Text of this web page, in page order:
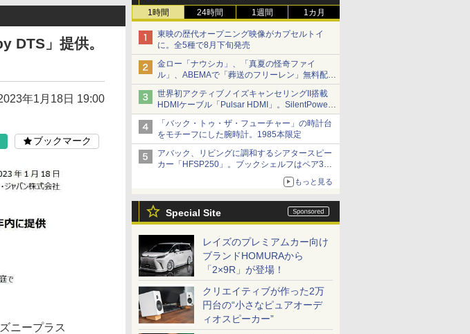
1時間 24時間 1週間 1カ月
東映の歴代オープニング映像がカプセルトイ
に。全5種で8月下旬発売
金ロー「ナウシカ」、「真夏の怪奇ファイ
ル」、ABEMAで「葬送のフリーレン」無料配信
など。夏の特番・配信情報
世界初アクティブノイズキャンセリングII搭載
HDMIケーブル「Pulsar HDMI」。SilentPower
から
「バック・トゥ・ザ・フューチャー」の時計台
をモチーフにした腕時計。1985本限定
アバック、リビングに調和するシアタースピー
カー「HFSP250」。ブックシェルフはペア3万
もっと見る
Special Site
レイズのプレミアムカー向け
ブランドHOMURAから
「2×9R」が登場！
クリエイティブが作った2万
円台の“小さなピュアオーデ
ィオスピーカー”
DTS」提供。
年1月18日 19:00
ブックマーク
ニープラス